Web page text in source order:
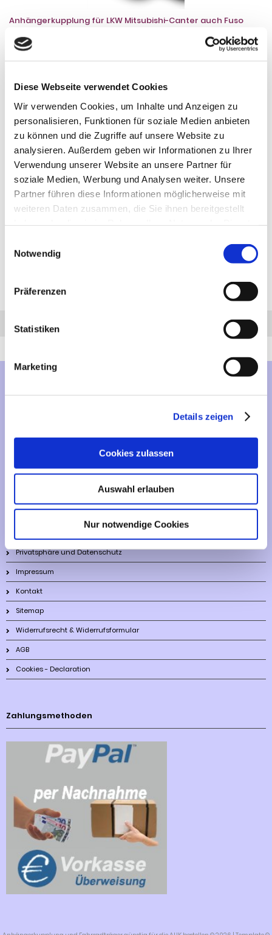
Diese Webseite verwendet Cookies
Wir verwenden Cookies, um Inhalte und Anzeigen zu
personalisieren, Funktionen für soziale Medien anbieten
zu können und die Zugriffe auf unsere Website zu
analysieren. Außerdem geben wir Informationen zu Ihrer
Verwendung unserer Website an unsere Partner für
soziale Medien, Werbung und Analysen weiter. Unsere
Partner führen diese Informationen möglicherweise mit
weiteren Daten zusammen, die Sie ihnen bereitgestellt
Notwendig
Präferenzen
Statistiken
Marketing
Details zeigen
Cookies zulassen
Auswahl erlauben
Nur notwendige Cookies
Anhängerkupplung für LKW Mitsubishi-Canter auch Fuso
Bordspannung, Baureihe 2005-2012 starr
Anhängerkupplung für Mitsubishi Canter: Anhängerkupplung
die Montage: Komplette AHK incl. Querträger, Befestigungsteile,
u. Gutachten. Bitte beachten Sie, dass eine max. Anhängelast
von 3500 kg nur bei Fahrzeugen mit einem zulässigen
Gesamtgewicht bis 7500 kg erreicht werden kann. Aufgrund des
D-Wertes (23,41 kN) verringert sich die Anhängelast bei
Fahrzeugen mit einem höheren Gesamtgewicht. Bei Fragen zur
ausgewählten Anhängerkupplung für den Mitsubishi Canter
rufen Sie uns gern an.
Anhängelast: 3500 kg
Stützlast: 75 kg
DETAILS
Seiten: 1
Anfrage
Vertrag widerrufen
Informationen
Privatsphäre und Datenschutz
Impressum
Kontakt
Sitemap
Widerrufsrecht & Widerrufsformular
AGB
Cookies - Declaration
Zahlungsmethoden